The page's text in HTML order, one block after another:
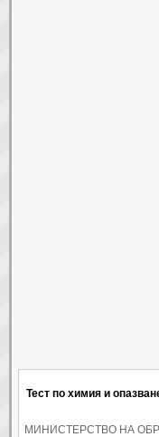
Тест по химия и
МИНИСТЕРСТВО НА